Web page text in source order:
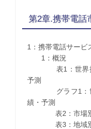
第2章.携帯電話
1：携帯電話サー
1：概況
表1：世界携帯
予測
グラフ1：世界
績・予測
表2：市場別
表3：地域別